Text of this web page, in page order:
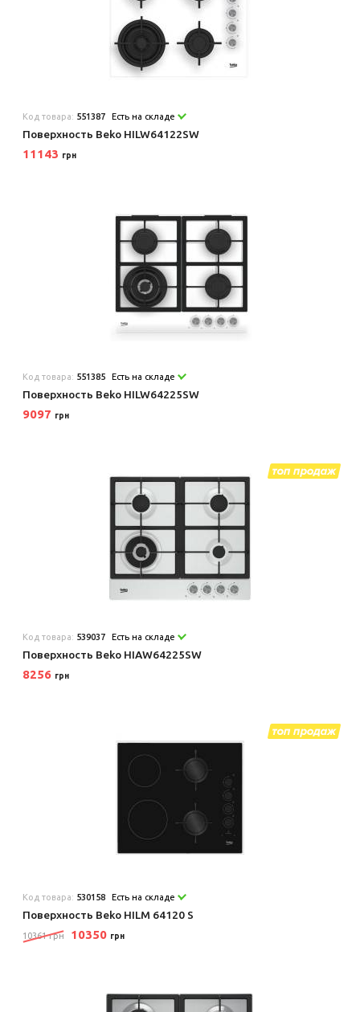
Код товара: 551387 Есть на складе
Поверхность Beko HILW64122SW
11143 грн
Код товара: 551385 Есть на складе
Поверхность Beko HILW64225SW
9097 грн
Код товара: 539037 Есть на складе
Поверхность Beko HIAW64225SW
8256 грн
Код товара: 530158 Есть на складе
Поверхность Beko HILM 64120 S
10361 грн 10350 грн